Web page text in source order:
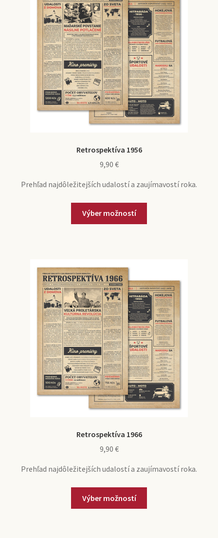
Retrospektíva 1956
9,90 €
Prehľad najdôležitejších udalostí a zaujímavostí roka.
Výber možností
Retrospektíva 1966
9,90 €
Prehľad najdôležitejších udalostí a zaujímavostí roka.
Výber možností